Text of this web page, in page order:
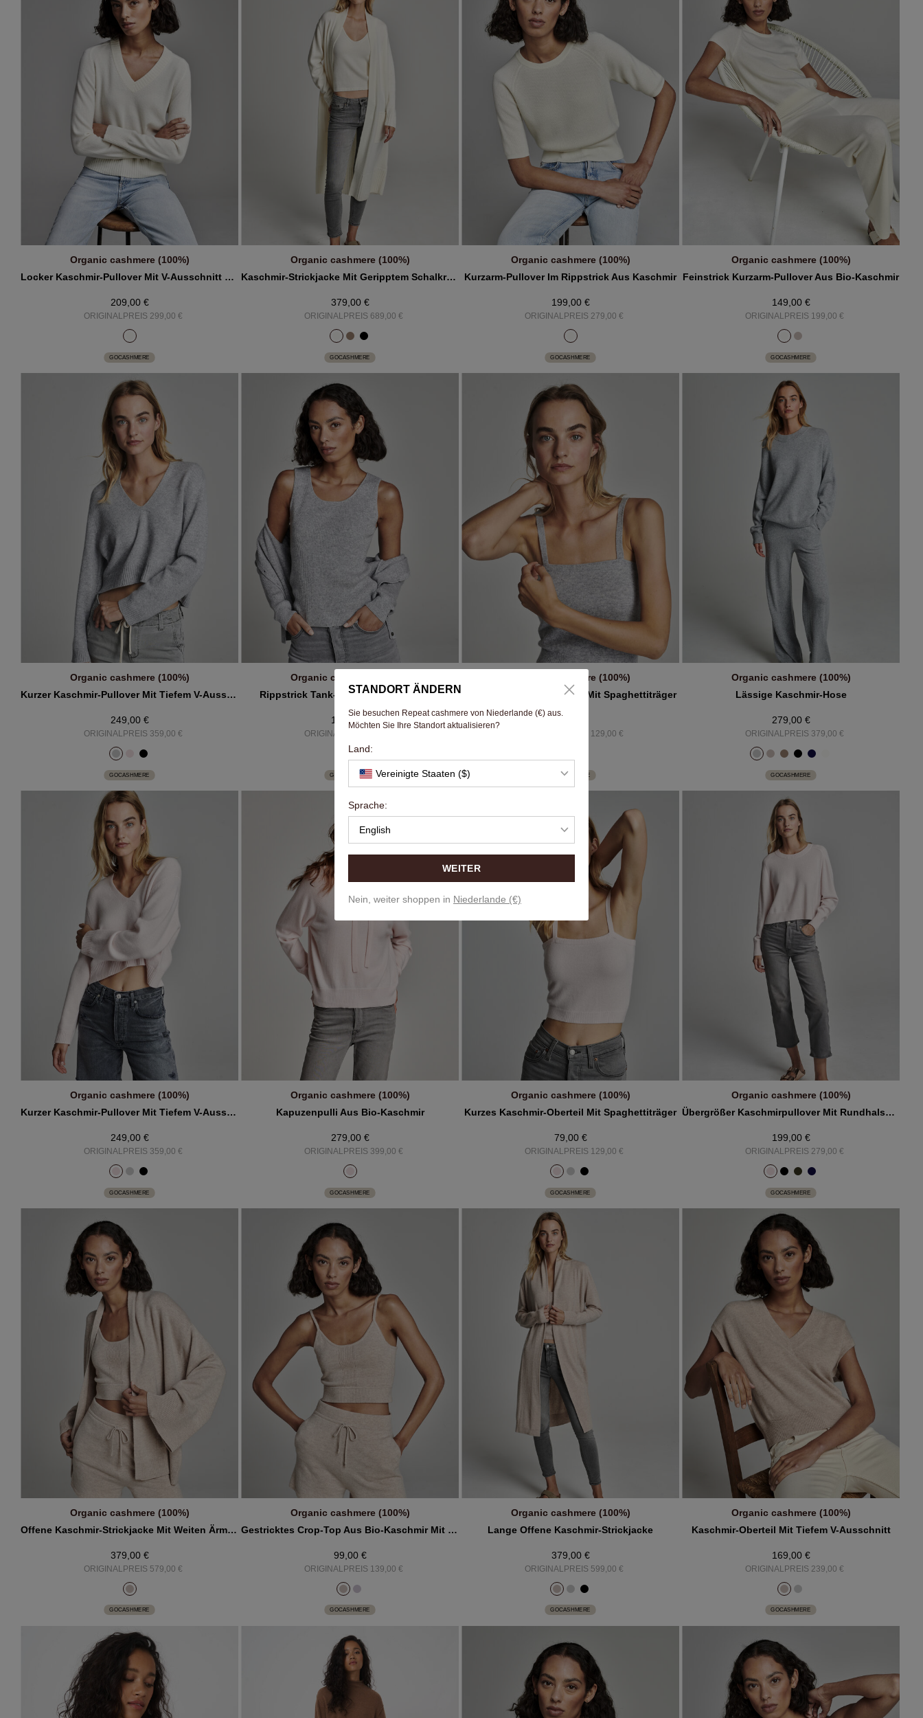
IN DEN WARENKORB
Organic cashmere (100%)
Locker Kaschmir-Pullover Mit V-Ausschnitt Und Gerippten Details
209,00 €
ORIGINALPREIS 299,00 €
GOCASHMERE
IN DEN WARENKORB
Organic cashmere (100%)
Kaschmir-Strickjacke Mit Geripptem Schalkragen Und Taschen
379,00 €
ORIGINALPREIS 689,00 €
GOCASHMERE
IN DEN WARENKORB
Organic cashmere (100%)
Kurzarm-Pullover Im Rippstrick Aus Kaschmir
199,00 €
ORIGINALPREIS 279,00 €
GOCASHMERE
IN DEN WARENKORB
Organic cashmere (100%)
Feinstrick Kurzarm-Pullover Aus Bio-Kaschmir
149,00 €
ORIGINALPREIS 199,00 €
GOCASHMERE
IN DEN WARENKORB
Organic cashmere (100%)
Kurzer Kaschmir-Pullover Mit Tiefem V-Ausschnitt
249,00 €
ORIGINALPREIS 359,00 €
GOCASHMERE
IN DEN WARENKORB
Organic cashmere (100%)
Rippstrick Tank-Top Aus Bio-Kaschmir
149,00 €
ORIGINALPREIS 199,00 €
GOCASHMERE
IN DEN WARENKORB
Organic cashmere (100%)
Kurzes Kaschmir-Oberteil Mit Spaghettiträger
ORIGINALPREIS 129,00 €
GOCASHMERE
IN DEN WARENKORB
Organic cashmere (100%)
Lässige Kaschmir-Hose
279,00 €
ORIGINALPREIS 379,00 €
GOCASHMERE
IN DEN WARENKORB
Organic cashmere (100%)
Kurzer Kaschmir-Pullover Mit Tiefem V-Ausschnitt
249,00 €
ORIGINALPREIS 359,00 €
GOCASHMERE
IN DEN WARENKORB
Organic cashmere (100%)
Kapuzenpulli Aus Bio-Kaschmir
279,00 €
ORIGINALPREIS 399,00 €
GOCASHMERE
IN DEN WARENKORB
Organic cashmere (100%)
Kurzes Kaschmir-Oberteil Mit Spaghettiträger
79,00 €
ORIGINALPREIS 129,00 €
GOCASHMERE
IN DEN WARENKORB
Organic cashmere (100%)
Übergrößer Kaschmirpullover Mit Rundhalsausschnitt
199,00 €
ORIGINALPREIS 279,00 €
GOCASHMERE
IN DEN WARENKORB
Organic cashmere (100%)
Offene Kaschmir-Strickjacke Mit Weiten Ärmeln Und Taschen
379,00 €
ORIGINALPREIS 579,00 €
GOCASHMERE
IN DEN WARENKORB
Organic cashmere (100%)
Gestricktes Crop-Top Aus Bio-Kaschmir Mit Pointelle-Details
99,00 €
ORIGINALPREIS 139,00 €
GOCASHMERE
IN DEN WARENKORB
Organic cashmere (100%)
Lange Offene Kaschmir-Strickjacke
379,00 €
ORIGINALPREIS 599,00 €
GOCASHMERE
IN DEN WARENKORB
Organic cashmere (100%)
Kaschmir-Oberteil Mit Tiefem V-Ausschnitt
169,00 €
ORIGINALPREIS 239,00 €
GOCASHMERE
STANDORT ÄNDERN
Sie besuchen Repeat cashmere von Niederlande (€) aus.
Möchten Sie Ihre Standort aktualisieren?
Land:
Vereinigte Staaten ($)
Sprache:
English
WEITER
Nein, weiter shoppen in Niederlande (€)